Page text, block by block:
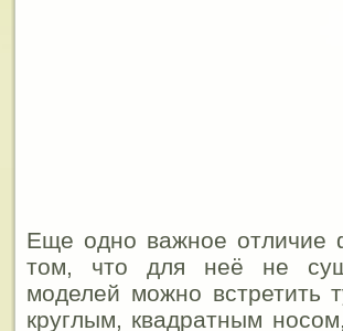
Еще одно важное отличие
том, что для неё не
моделей можно встретить
круглым, квадратным